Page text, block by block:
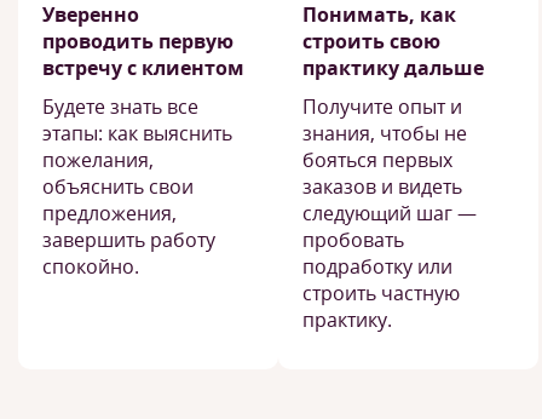
Уверенно
проводить первую
встречу с клиентом
Будете знать все
этапы: как выяснить
пожелания,
объяснить свои
предложения,
завершить работу
спокойно.
Понимать, как
строить свою
практику дальше
Получите опыт и
знания, чтобы не
бояться первых
заказов и видеть
следующий шаг —
пробовать
подработку или
строить частную
практику.